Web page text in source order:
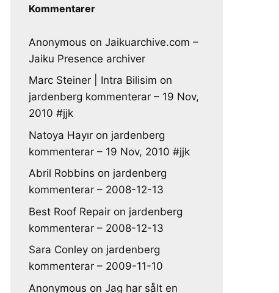
Kommentarer
Anonymous on Jaikuarchive.com –
Jaiku Presence archiver
Marc Steiner | Intra Bilisim on
jardenberg kommenterar – 19 Nov,
2010 #jjk
Natoya Hayır on jardenberg
kommenterar – 19 Nov, 2010 #jjk
Abril Robbins on jardenberg
kommenterar – 2008-12-13
Best Roof Repair on jardenberg
kommenterar – 2008-12-13
Sara Conley on jardenberg
kommenterar – 2009-11-10
Anonymous on Jag har sålt en